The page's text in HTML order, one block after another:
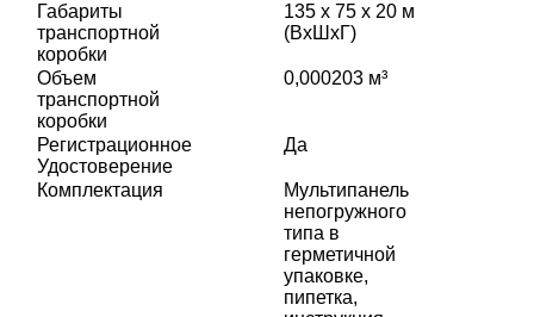
Габариты
транспортной
коробки
135 x 75 x 20 м
(ВхШхГ)
Объем
транспортной
коробки
0,000203 м³
Регистрационное
Удостоверение
Да
Комплектация
Мультипанель
непогружного
типа в
герметичной
упаковке,
пипетка,